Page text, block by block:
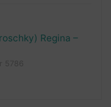
Regina –